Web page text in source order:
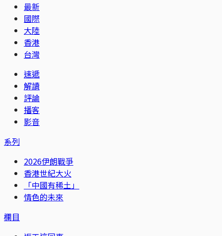
最新
國際
大陸
香港
台灣
速遞
解讀
評論
播客
影音
系列
2026伊朗戰爭
香港世紀大火
「中國有稀土」
情色的未來
欄目